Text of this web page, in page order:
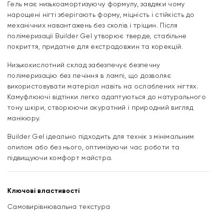
Гель має низькоамортизуючу формулу, завдяки чому
нарощені нігті зберігають форму, міцність і стійкість до
механічних навантажень без сколів і тріщин. Після
полімеризації Builder Gel утворює тверде, стабільне
покриття, придатне для екстрадовжин та корекцій.
Низькокислотний склад забезпечує безпечну
полімеризацію без печіння в лампі, що дозволяє
використовувати матеріал навіть на ослаблених нігтях.
Камуфлюючі відтінки легко адаптуються до натурального
тону шкіри, створюючи акуратний і природний вигляд
манікюру.
Builder Gel ідеально підходить для технік з мінімальним
опилом або без нього, оптимізуючи час роботи та
підвищуючи комфорт майстра.
Ключові властивості
Самовирівнювальна текстура